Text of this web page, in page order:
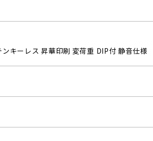
キーレス 昇華印刷 変荷重 DIP付 静音仕様